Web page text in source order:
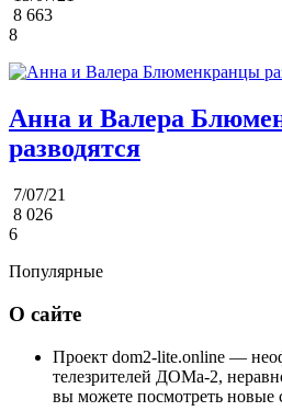
8 663
8
Анна и Валера
разводятся
7/07/21
8 026
6
Популярные
О сайте
Проект dom2-lite.online —
телезрителей ДОМа-2,
вы можете посмотреть